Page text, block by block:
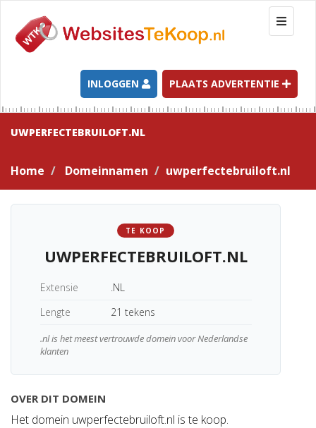
T
o
g
l
e
n
g
a
t
INLOGGEN PLAATS ADVERTENTIE
UWPERFECTEBRUILOFT.NL
Home Domeinnamen uwperfectebruiloft.nl
TE KOOP
UWPERFECTEBRUILOFT.NL
Extensie
.NL
Lengte
21 tekens
.nl is het meest vertrouwde domein voor Nederlandse
klanten
OVER DIT DOMEIN
Het domein uwperfectebruiloft.nl is te koop.